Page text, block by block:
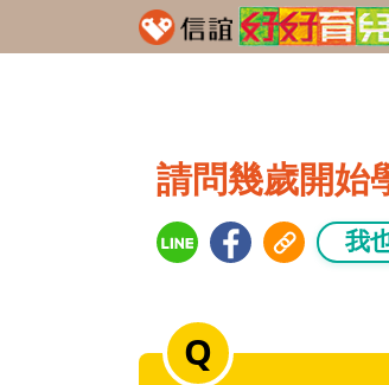
請問幾歲開始
我